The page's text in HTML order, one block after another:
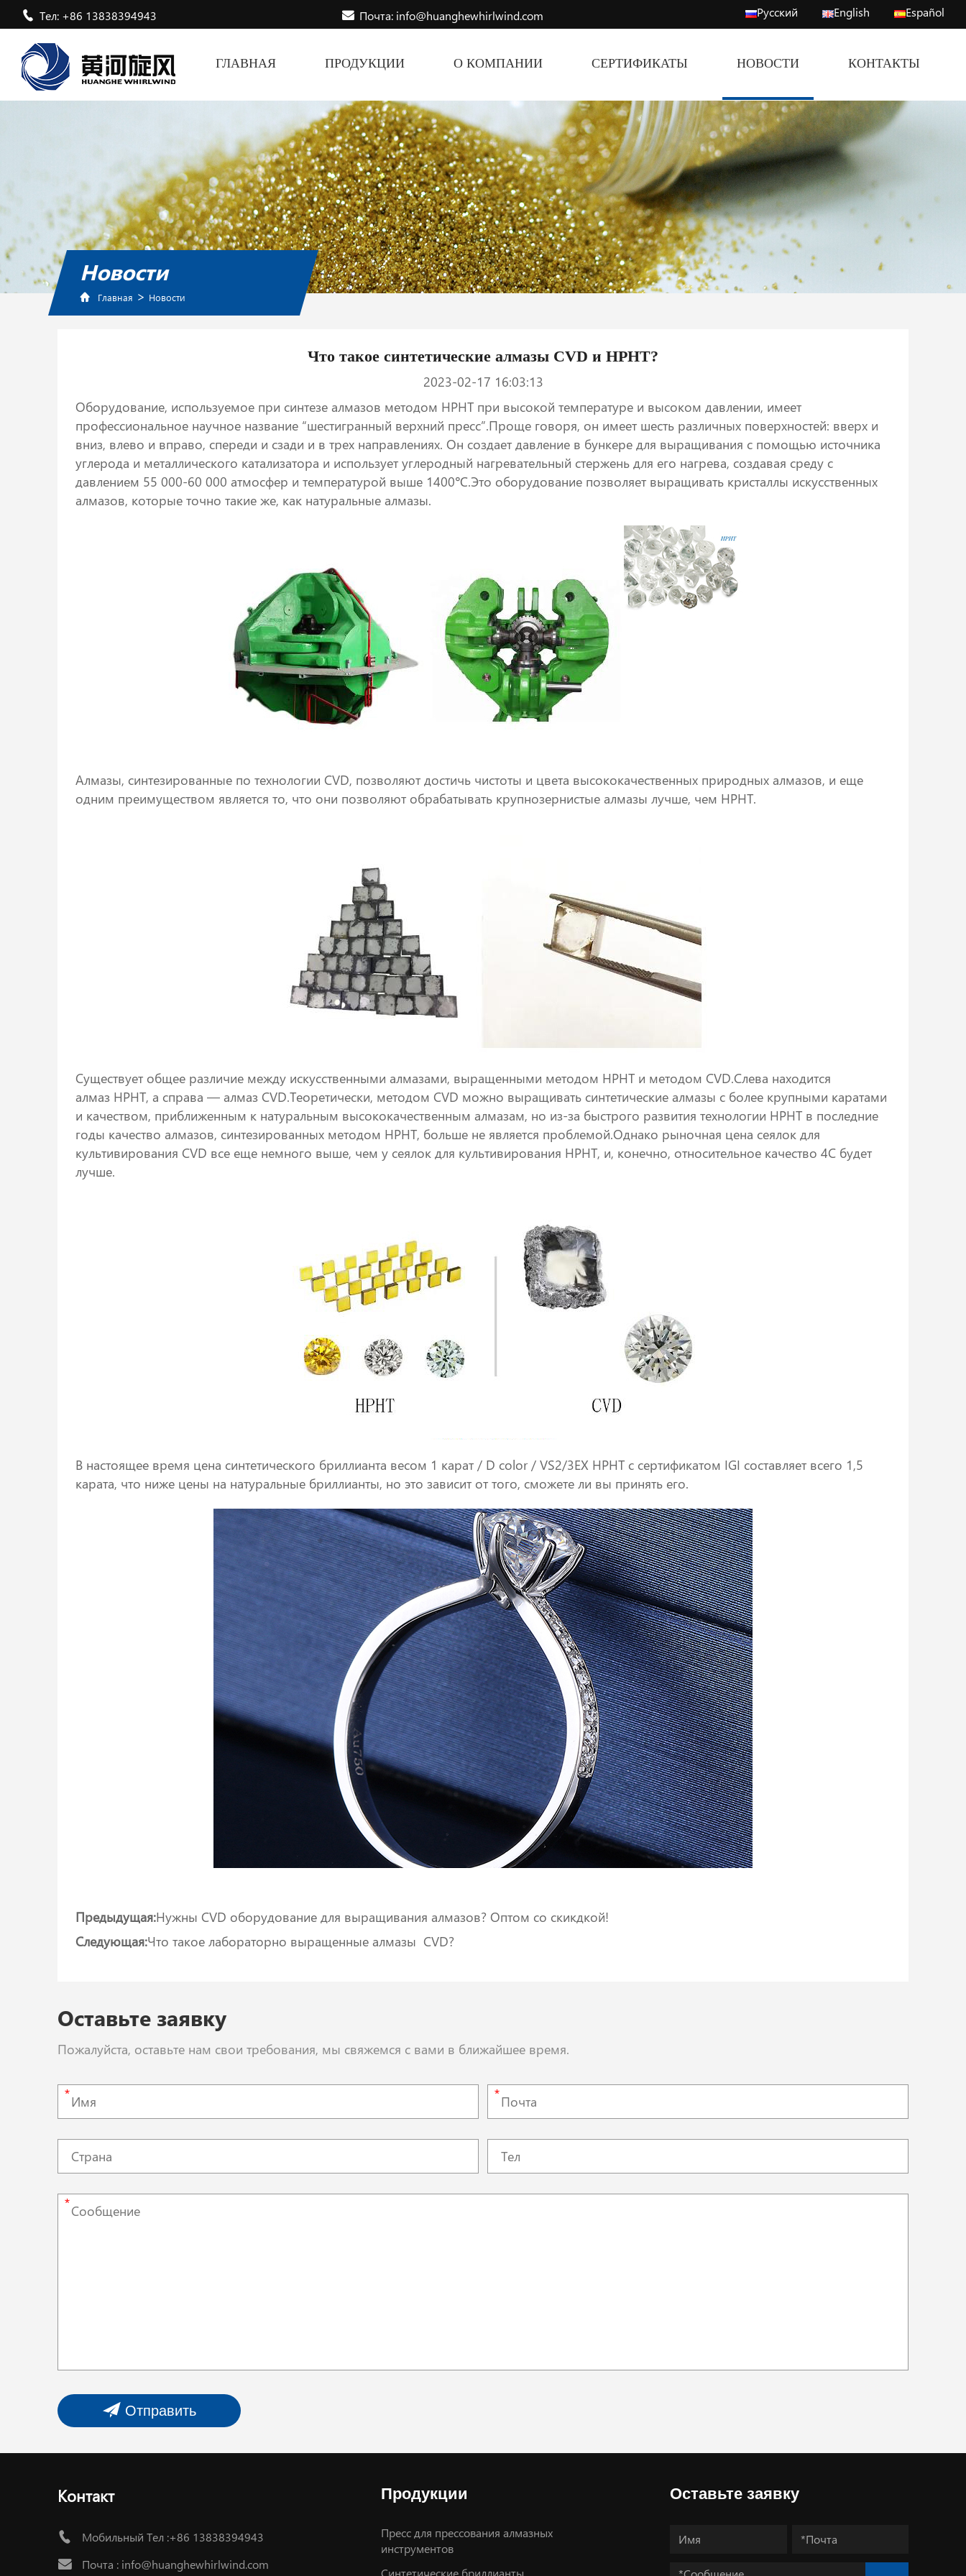
Тел: +86 13838394943 Почта: info@huanghewhirlwind.com Русский English Español
ГЛАВНАЯ ПРОДУКЦИИ О КОМПАНИИ СЕРТИФИКАТЫ НОВОСТИ КОНТАКТЫ
Новости
Главная > Новости
Что такое синтетические алмазы CVD и HPHT?
2023-02-17 16:03:13
Оборудование, используемое при синтезе алмазов методом HPHT при высокой температуре и высоком давлении, имеет
профессиональное научное название “шестигранный верхний пресс”.Проще говоря, он имеет шесть различных поверхностей: вверх и
вниз, влево и вправо, спереди и сзади и в трех направлениях. Он создает давление в бункере для выращивания с помощью источника
углерода и металлического катализатора и использует углеродный нагревательный стержень для его нагрева, создавая среду с
давлением 55 000-60 000 атмосфер и температурой выше 1400℃.Это оборудование позволяет выращивать кристаллы искусственных
алмазов, которые точно такие же, как натуральные алмазы.
Алмазы, синтезированные по технологии CVD, позволяют достичь чистоты и цвета высококачественных природных алмазов, и еще
одним преимуществом является то, что они позволяют обрабатывать крупнозернистые алмазы лучше, чем HPHT.
Существует общее различие между искусственными алмазами, выращенными методом HPHT и методом CVD.Слева находится
алмаз HPHT, а справа — алмаз CVD.Теоретически, методом CVD можно выращивать синтетические алмазы с более крупными каратами
и качеством, приближенным к натуральным высококачественным алмазам, но из-за быстрого развития технологии HPHT в последние
годы качество алмазов, синтезированных методом HPHT, больше не является проблемой.Однако рыночная цена сеялок для
культивирования CVD все еще немного выше, чем у сеялок для культивирования HPHT, и, конечно, относительное качество 4C будет
лучше.
В настоящее время цена синтетического бриллианта весом 1 карат / D color / VS2/3EX HPHT с сертификатом IGI составляет всего 1,5
карата, что ниже цены на натуральные бриллианты, но это зависит от того, сможете ли вы принять его.
Предыдущая:Нужны CVD оборудование для выращивания алмазов? Оптом со скикдкой!
Следующая:Что такое лабораторно выращенные алмазы CVD?
Оставьте заявку
Пожалуйста, оставьте нам свои требования, мы свяжемся с вами в ближайшее время.
* *
*
Отправить
Контакт
Мобильный Тел :+86 13838394943
Почта : info@huanghewhirlwind.com
Продукции
Пресс для прессования алмазных
инструментов
Синтетические бриллианты
Оставьте заявку